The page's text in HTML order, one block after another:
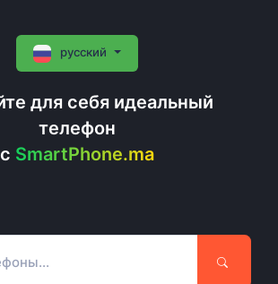
для себя идеальный
телефон
c SmartPhone.ma
русский